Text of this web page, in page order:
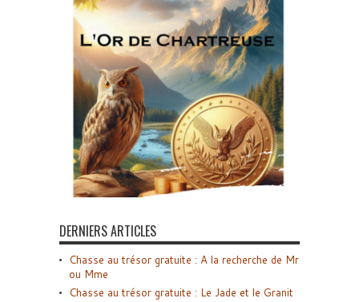
DERNIERS ARTICLES
Chasse au trésor gratuite : A la recherche de Mr
ou Mme
Chasse au trésor gratuite : Le Jade et le Granit